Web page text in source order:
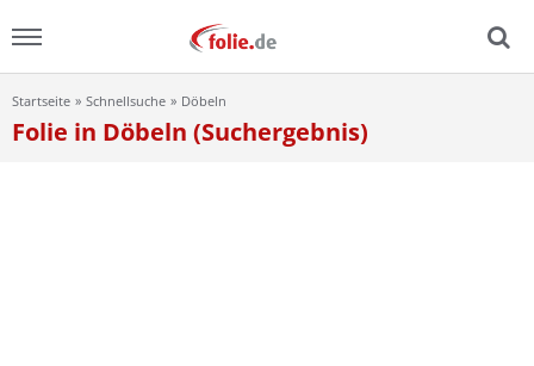
Startseite Schnellsuche Döbeln
Folie in Döbeln (Suchergebnis)